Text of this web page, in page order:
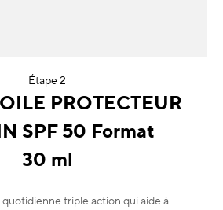
Étape 2
PROTECTEUR
SPF 50 Format
30 ml
triple action qui aide à